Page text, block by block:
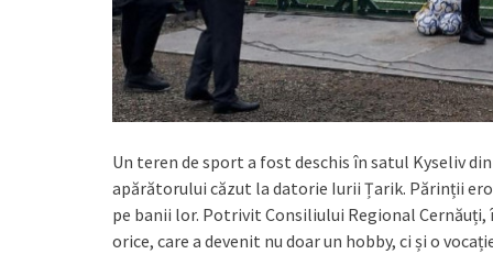
Un teren de sport a fost deschis în satul Kyseliv
apărătorului căzut la datorie Iurii Țarik. Părinții
pe banii lor. Potrivit Consiliului Regional
orice, care a devenit nu doar un hobby, ci și o